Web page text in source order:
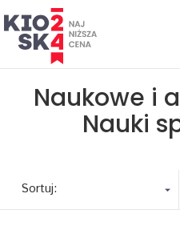
Naukowe i
Nauki
Sortuj: